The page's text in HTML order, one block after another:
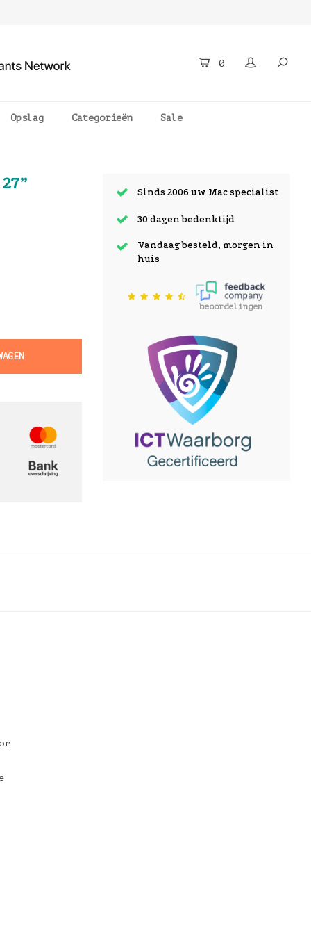
0
Opslag Categorieën Sale
Sinds 2006 uw Mac specialist
30 dagen bedenktijd
Vandaag besteld, morgen in
huis
beoordelingen